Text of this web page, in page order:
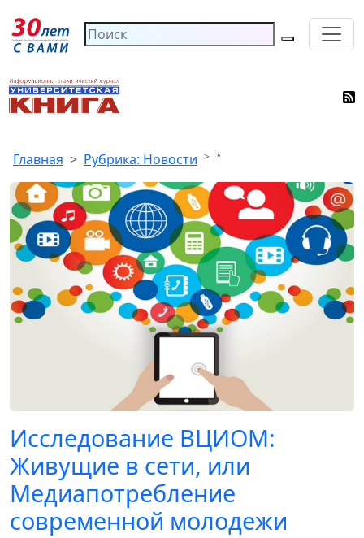
Главная Рубрика: Новости *
Исследование ВЦИОМ:
Живущие в сети, или
Медиапотребление
современной молодежи